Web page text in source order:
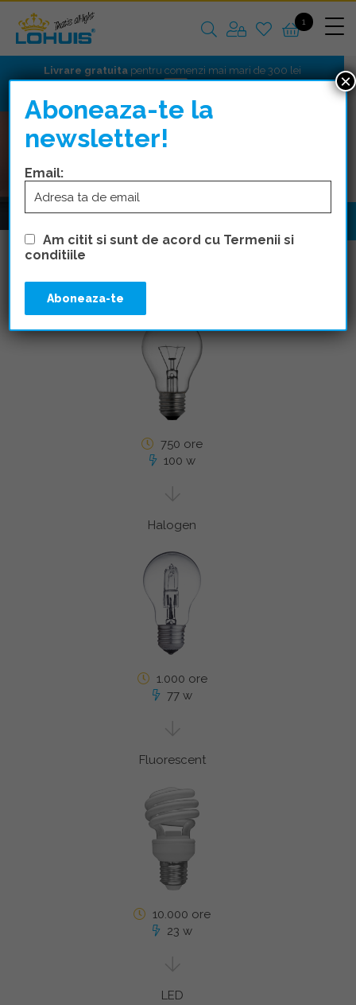
1
Livrare gratuitapentru comenzi mai mari de 300 lei
750 ore
100 w
Halogen
1.000 ore
77 w
Fluorescent
10.000 ore
23 w
LED
Aboneaza-te la
newsletter!
Email:
Am citit si sunt de acord cu Termenii si
conditiile
×